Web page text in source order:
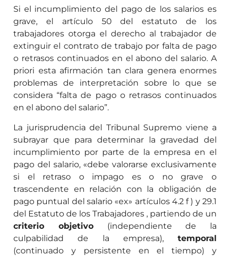
Si el incumplimiento del pago de los salarios es
grave, el artículo 50 del estatuto de los
trabajadores otorga el derecho al trabajador de
extinguir el contrato de trabajo por falta de pago
o retrasos continuados en el abono del salario. A
priori esta afirmación tan clara genera enormes
problemas de interpretación sobre lo que se
considera “falta de pago o retrasos continuados
en el abono del salario”.
La jurisprudencia del Tribunal Supremo viene a
subrayar que para determinar la gravedad del
incumplimiento por parte de la empresa en el
pago del salario, «debe valorarse exclusivamente
si el retraso o impago es o no grave o
trascendente en relación con la obligación de
pago puntual del salario «ex» artículos 4.2 f ) y 29.1
del Estatuto de los Trabajadores , partiendo de un
criterio objetivo(independiente de la
culpabilidad de la empresa), temporal
(continuado y persistente en el tiempo) y